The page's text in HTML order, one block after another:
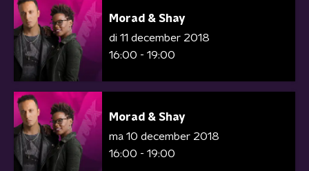
Morad & Shay
di 11 december 2018
16:00 - 19:00
Morad & Shay
ma 10 december 2018
16:00 - 19:00